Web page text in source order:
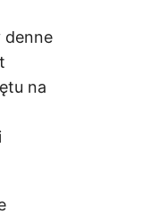
denne
na